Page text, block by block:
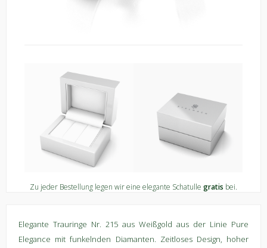
Zu jeder Bestellung legen wir eine elegante Schatulle gratis bei.
Elegante Trauringe Nr. 215 aus Weißgold aus der Linie Pure
Elegance mit funkelnden Diamanten. Zeitloses Design, hoher